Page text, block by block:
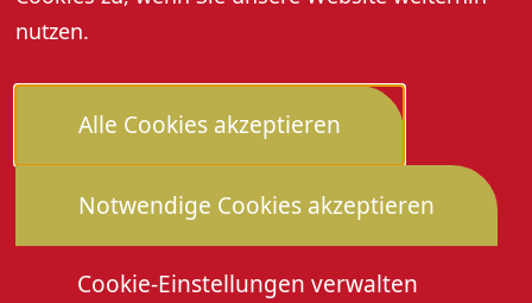
nutzen.
Alle Cookies akzeptieren
Notwendige Cookies akzeptieren
Cookie-Einstellungen verwalten